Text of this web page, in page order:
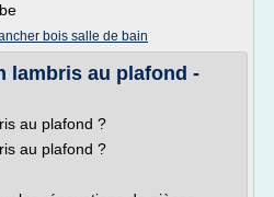
bois salle de bain
lambris au plafond -
au plafond ?
au plafond ?